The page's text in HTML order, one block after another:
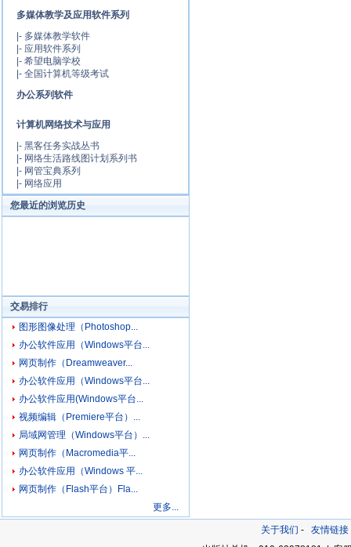
多媒体教学及应用软件系列
|- 多媒体教学软件
|- 应用软件系列
|- 希望电脑学校
|- 全国计算机等级考试
办公系列软件
计算机网络技术与应用
|- 黑客任务实战丛书
|- 网络生活路线图计划系列书
|- 网管宝典系列
|- 网络应用
您最近的浏览历史
交易排行
图形图像处理（Photoshop...
办公软件应用（Windows平台...
网页制作（Dreamweaver...
办公软件应用（Windows平台...
办公软件应用(Windows平台...
视频编辑（Premiere平台）...
局域网管理（Windows平台）...
网页制作（Macromedia平...
办公软件应用（Windows 平...
网页制作（Flash平台）Fla...
更多...
关于我们 - 友情链接